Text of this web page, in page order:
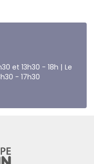
et 13h30 - 18h | Le
- 17h30